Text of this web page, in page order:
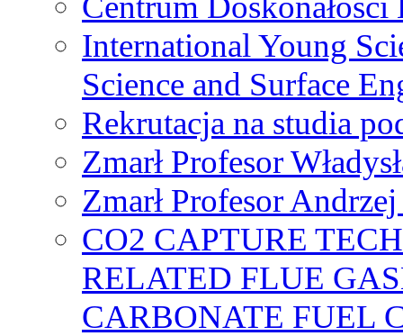
International Young
Science and Surface
Rekrutacja na studia
Zmarł Profesor
Zmarł Profesor
CO2 CAPTURE
RELATED FLUE
CARBONATE FUEL